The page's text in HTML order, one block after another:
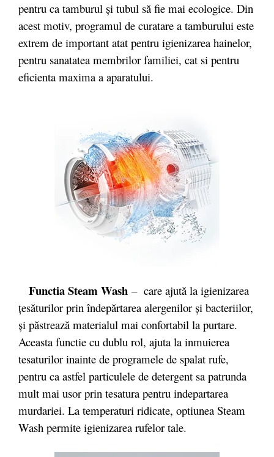
pentru ca tamburul și tubul să fie mai ecologice. Din
acest motiv, programul de curatare a tamburului este
extrem de important atat pentru igienizarea hainelor,
pentru sanatatea membrilor familiei, cat si pentru
eficienta maxima a aparatului.
Functia Steam Wash – care ajută la igienizarea
țesăturilor prin îndepărtarea alergenilor și bacteriilor,
și păstrează materialul mai confortabil la purtare.
Aceasta functie cu dublu rol, ajuta la inmuierea
tesaturilor inainte de programele de spalat rufe,
pentru ca astfel particulele de detergent sa patrunda
mult mai usor prin tesatura pentru indepartarea
murdariei. La temperaturi ridicate, optiunea Steam
Wash permite igienizarea rufelor tale.